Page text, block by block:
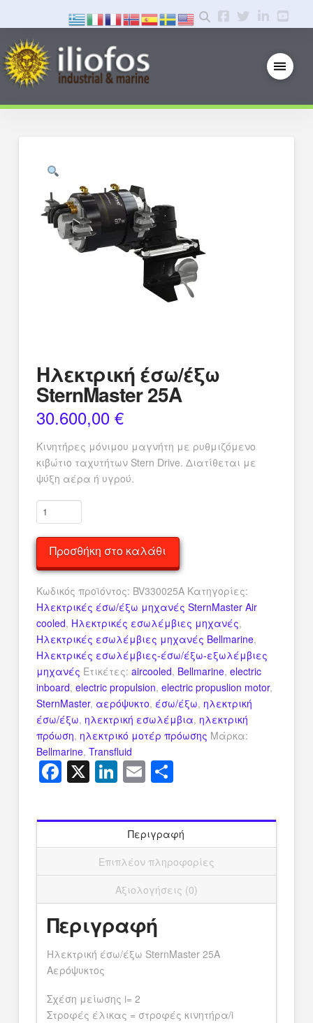
Ηλεκτρική έσω/έξω
SternMaster 25A
30.600,00 €
Κινητήρες μόνιμου μαγνήτη με ρυθμιζόμενο
κιβώτιο ταχυτήτων Stern Drive. Διατίθεται με
ψύξη αέρα ή υγρού.
Ηλεκτρική
έσω/
έξω
SternMaster
25A
ποσότητα
Προσθήκη στο καλάθι
Κωδικός προϊόντος: BV330025A Κατηγορίες:
Ηλεκτρικές έσω/έξω μηχανές SternMaster Air
cooled, Ηλεκτρικές εσωλέμβιες μηχανές,
Ηλεκτρικές εσωλέμβιες μηχανές Bellmarine,
Ηλεκτρικές εσωλέμβιες-έσω/έξω-εξωλέμβιες
μηχανές Ετικέτες: aircooled, Bellmarine, electric
inboard, electric propulsion, electric propuslion motor,
SternMaster, αερόψυκτο, έσω/έξω, ηλεκτρική
έσω/έξω, ηλεκτρική εσωλέμβια, ηλεκτρική
πρόωση, ηλεκτρικό μοτέρ πρόωσης Μάρκα:
Bellmarine, Transfluid
Facebook
X LinkedIn
Email
Περιγραφή
Επιπλέον πληροφορίες
Αξιολογήσεις (0)
Περιγραφή
Ηλεκτρική έσω/έξω SternMaster 25A
Αερόψυκτος
Σχέση μείωσης i= 2
Στροφές έλικας = στροφές κινητήρα/i